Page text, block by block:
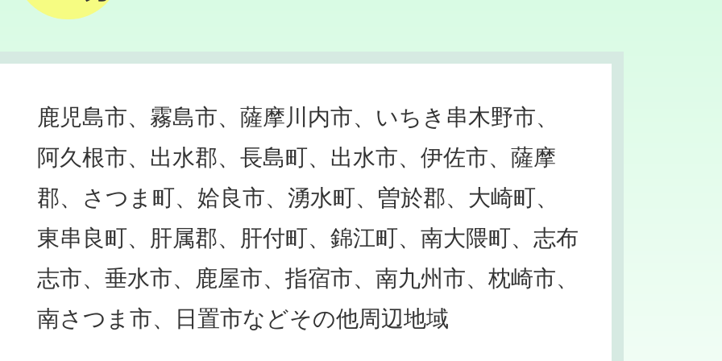
鹿児島市、霧島市、薩摩川内市、いちき串木野市、
阿久根市、出水郡、長島町、出水市、伊佐市、薩摩
郡、さつま町、姶良市、湧水町、曽於郡、大崎町、
東串良町、肝属郡、肝付町、錦江町、南大隈町、志布
志市、垂水市、鹿屋市、指宿市、南九州市、枕崎市、
南さつま市、日置市などその他周辺地域